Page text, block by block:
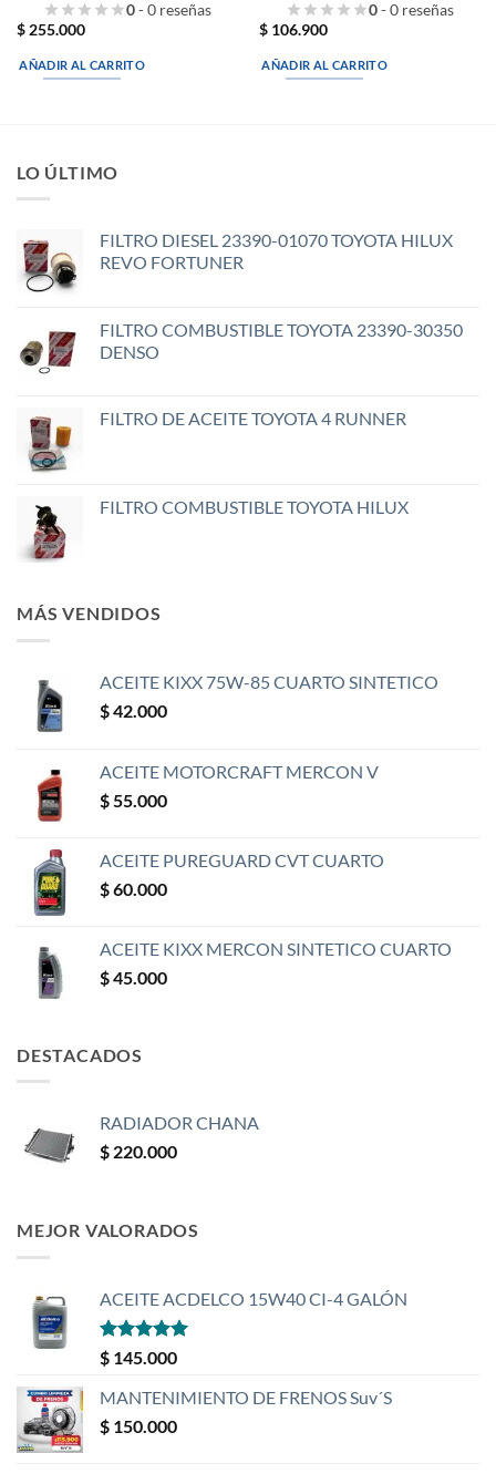
0- 0 reseñas
$255.000
AÑADIR AL CARRITO
0- 0 reseñas
$106.900
AÑADIR AL CARRITO
LO ÚLTIMO
FILTRO DIESEL 23390-01070 TOYOTA HILUX
REVO FORTUNER
FILTRO COMBUSTIBLE TOYOTA 23390-30350
DENSO
FILTRO DE ACEITE TOYOTA 4 RUNNER
FILTRO COMBUSTIBLE TOYOTA HILUX
MÁS VENDIDOS
ACEITE KIXX 75W-85 CUARTO SINTETICO
$42.000
ACEITE MOTORCRAFT MERCON V
$55.000
ACEITE PUREGUARD CVT CUARTO
$60.000
ACEITE KIXX MERCON SINTETICO CUARTO
$45.000
DESTACADOS
RADIADOR CHANA
$ 220.000
MEJOR VALORADOS
ACEITE ACDELCO 15W40 CI-4 GALÓN
Valorado
con
$ 145.000
MANTENIMIENTO DE FRENOS Suv´S
$ 150.000